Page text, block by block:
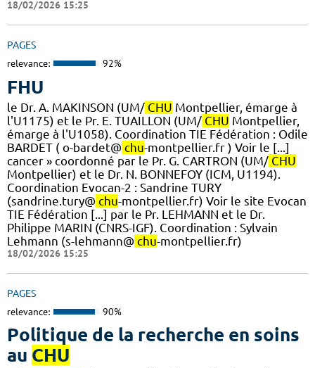
18/02/2026 15:25
PAGES
relevance: 92%
FHU
le Dr. A. MAKINSON (UM/ CHU Montpellier, émarge à
l'U1175) et le Pr. E. TUAILLON (UM/ CHU Montpellier,
émarge à l'U1058). ​Coordination TIE Fédération : Odile
BARDET ( o-bardet@ chu-montpellier.fr ) Voir le [...]
cancer » coordonné par le Pr. G. CARTRON (UM/ CHU
Montpellier) et le Dr. N. BONNEFOY (ICM, U1194).
Coordination Evocan-2 : Sandrine TURY
(sandrine.tury@ chu-montpellier.fr) Voir le site Evocan
TIE Fédération [...] par le Pr. LEHMANN et le Dr.
Philippe MARIN (CNRS-IGF). ​Coordination : Sylvain
Lehmann (s-lehmann@ chu-montpellier.fr)
18/02/2026 15:25
PAGES
relevance: 90%
Politique de la recherche en soins
au CHU